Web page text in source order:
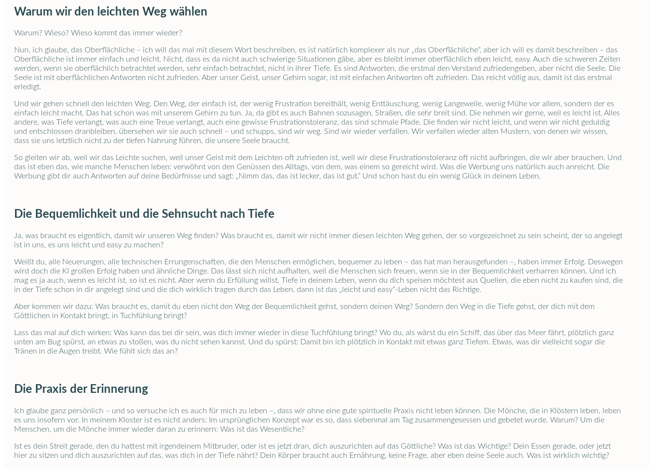
Warum wir den leichten Weg wählen
Warum? Wieso? Wieso kommt das immer wieder?
Nun, ich glaube, das Oberflächliche – ich will das mal mit diesem Wort beschreiben, es ist natürlich komplexer als nur „das Oberflächliche“, aber ich will es damit beschreiben – das
Oberflächliche ist immer einfach und leicht. Nicht, dass es da nicht auch schwierige Situationen gäbe, aber es bleibt immer oberflächlich eben leicht, easy. Auch die schweren Zeiten
werden, wenn sie oberflächlich betrachtet werden, sehr einfach betrachtet, nicht in ihrer Tiefe. Es sind Antworten, die erstmal den Verstand zufriedengeben, aber nicht die Seele. Die
Seele ist mit oberflächlichen Antworten nicht zufrieden. Aber unser Geist, unser Gehirn sogar, ist mit einfachen Antworten oft zufrieden. Das reicht völlig aus, damit ist das erstmal
erledigt.
Und wir gehen schnell den leichten Weg. Den Weg, der einfach ist, der wenig Frustration bereithält, wenig Enttäuschung, wenig Langeweile, wenig Mühe vor allem, sondern der es
einfach leicht macht. Das hat schon was mit unserem Gehirn zu tun. Ja, da gibt es auch Bahnen sozusagen, Straßen, die sehr breit sind. Die nehmen wir gerne, weil es leicht ist. Alles
andere, was Tiefe verlangt, was auch eine Treue verlangt, auch eine gewisse Frustrationstoleranz, das sind schmale Pfade. Die finden wir nicht leicht, und wenn wir nicht geduldig
und entschlossen dranbleiben, übersehen wir sie auch schnell – und schupps, sind wir weg. Sind wir wieder verfallen. Wir verfallen wieder alten Mustern, von denen wir wissen,
dass sie uns letztlich nicht zu der tiefen Nahrung führen, die unsere Seele braucht.
So gleiten wir ab, weil wir das Leichte suchen, weil unser Geist mit dem Leichten oft zufrieden ist, weil wir diese Frustrationstoleranz oft nicht aufbringen, die wir aber brauchen. Und
das ist eben das, wie manche Menschen leben: verwöhnt von den Genüssen des Alltags, von dem, was einem so gereicht wird. Was die Werbung uns natürlich auch anreicht. Die
Werbung gibt dir auch Antworten auf deine Bedürfnisse und sagt: „Nimm das, das ist lecker, das ist gut.“ Und schon hast du ein wenig Glück in deinem Leben.
Die Bequemlichkeit und die Sehnsucht nach Tiefe
Ja, was braucht es eigentlich, damit wir unseren Weg finden? Was braucht es, damit wir nicht immer diesen leichten Weg gehen, der so vorgezeichnet zu sein scheint, der so angelegt
ist in uns, es uns leicht und easy zu machen?
Weißt du, alle Neuerungen, alle technischen Errungenschaften, die den Menschen ermöglichen, bequemer zu leben – das hat man herausgefunden –, haben immer Erfolg. Deswegen
wird doch die KI großen Erfolg haben und ähnliche Dinge. Das lässt sich nicht aufhalten, weil die Menschen sich freuen, wenn sie in der Bequemlichkeit verharren können. Und ich
mag es ja auch, wenn es leicht ist, so ist es nicht. Aber wenn du Erfüllung willst, Tiefe in deinem Leben, wenn du dich speisen möchtest aus Quellen, die eben nicht zu kaufen sind, die
in der Tiefe schon in dir angelegt sind und die dich wirklich tragen durch das Leben, dann ist das „leicht und easy“-Leben nicht das Richtige.
Aber kommen wir dazu: Was braucht es, damit du eben nicht den Weg der Bequemlichkeit gehst, sondern deinen Weg? Sondern den Weg in die Tiefe gehst, der dich mit dem
Göttlichen in Kontakt bringt, in Tuchfühlung bringt?
Lass das mal auf dich wirken: Was kann das bei dir sein, was dich immer wieder in diese Tuchfühlung bringt? Wo du, als wärst du ein Schiff, das über das Meer fährt, plötzlich ganz
unten am Bug spürst, an etwas zu stoßen, was du nicht sehen kannst. Und du spürst: Damit bin ich plötzlich in Kontakt mit etwas ganz Tiefem. Etwas, was dir vielleicht sogar die
Tränen in die Augen treibt. Wie fühlt sich das an?
Die Praxis der Erinnerung
Ich glaube ganz persönlich – und so versuche ich es auch für mich zu leben –, dass wir ohne eine gute spirituelle Praxis nicht leben können. Die Mönche, die in Klöstern leben, leben
es uns insofern vor. In meinem Kloster ist es nicht anders: Im ursprünglichen Konzept war es so, dass siebenmal am Tag zusammengesessen und gebetet wurde. Warum? Um die
Menschen, um die Mönche immer wieder daran zu erinnern: Was ist das Wesentliche?
Ist es dein Streit gerade, den du hattest mit irgendeinem Mitbruder, oder ist es jetzt dran, dich auszurichten auf das Göttliche? Was ist das Wichtige? Dein Essen gerade, oder jetzt
hier zu sitzen und dich auszurichten auf das, was dich in der Tiefe nährt? Dein Körper braucht auch Ernährung, keine Frage, aber eben deine Seele auch. Was ist wirklich wichtig?